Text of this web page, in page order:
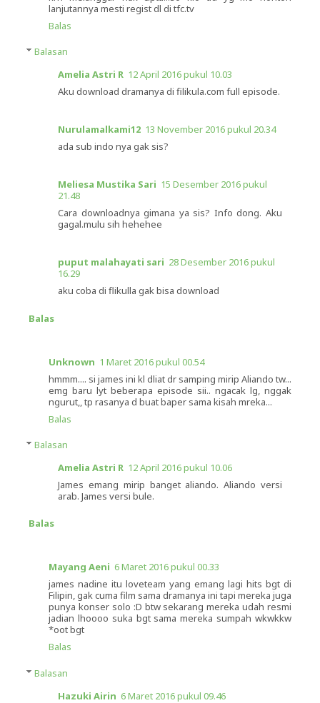
lanjutannya mesti regist dl di tfc.tv
Balas
Balasan
Amelia Astri R 12 April 2016 pukul 10.03
Aku download dramanya di filikula.com full episode.
Nurulamalkami12 13 November 2016 pukul 20.34
ada sub indo nya gak sis?
Meliesa Mustika Sari 15 Desember 2016 pukul
21.48
Cara downloadnya gimana ya sis? Info dong. Aku
gagal.mulu sih hehehee
puput malahayati sari 28 Desember 2016 pukul
16.29
aku coba di flikulla gak bisa download
Balas
Unknown 1 Maret 2016 pukul 00.54
hmmm.... si james ini kl dliat dr samping mirip Aliando tw...
emg baru lyt beberapa episode sii.. ngacak lg, nggak
ngurut,, tp rasanya d buat baper sama kisah mreka...
Balas
Balasan
Amelia Astri R 12 April 2016 pukul 10.06
James emang mirip banget aliando. Aliando versi
arab. James versi bule.
Balas
Mayang Aeni 6 Maret 2016 pukul 00.33
james nadine itu loveteam yang emang lagi hits bgt di
Filipin, gak cuma film sama dramanya ini tapi mereka juga
punya konser solo :D btw sekarang mereka udah resmi
jadian lhoooo suka bgt sama mereka sumpah wkwkkw
*oot bgt
Balas
Balasan
Hazuki Airin 6 Maret 2016 pukul 09.46